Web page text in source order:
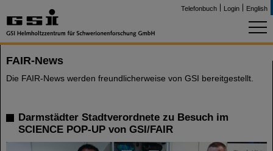
Telefonbuch Login English
FAIR-News
Die FAIR-News werden freundlicherweise von GSI bereitgestellt.
Darmstädter Stadtverordnete zu Besuch im
SCIENCE POP-UP von GSI/FAIR